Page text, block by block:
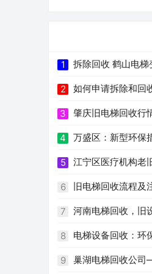
1 拆除回收 鹤
2 如何申请拆除和回
3 肇庆旧电梯回收行
4 万盛区：新型环
5 江宁区医疗机构老
6 旧电梯回收流程及
7 河南电梯回收，旧
8 电梯设备回收：环
9 巢湖电梯回收公